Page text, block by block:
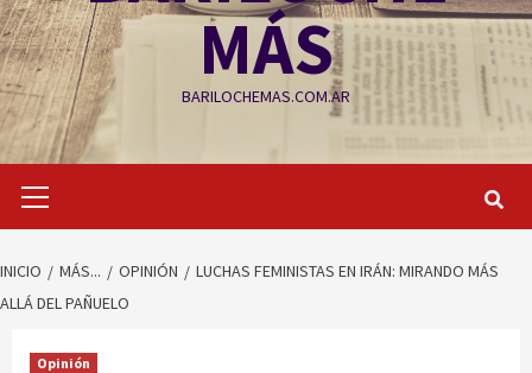
MÁS
BARILOCHEMAS.COM.AR
primario
INICIO MÁS... OPINIÓN
LUCHAS FEMINISTAS EN IRÁN: MIRANDO MÁS
ALLÁ DEL PAÑUELO
Opinión